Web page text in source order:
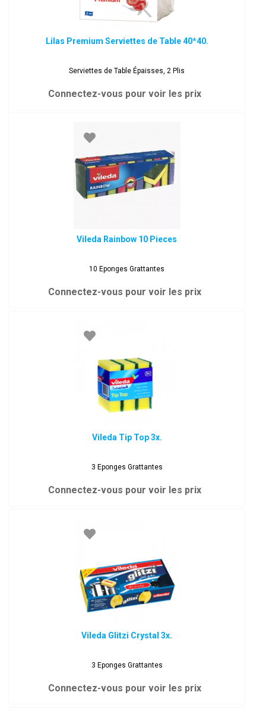
Lilas Premium Serviettes de Table 40*40.
Serviettes de Table Épaisses, 2 Plis
Connectez-vous pour voir les prix
Vileda Rainbow 10 Pieces
10 Eponges Grattantes
Connectez-vous pour voir les prix
Vileda Tip Top 3x.
3 Eponges Grattantes
Connectez-vous pour voir les prix
Vileda Glitzi Crystal 3x.
3 Eponges Grattantes
Connectez-vous pour voir les prix